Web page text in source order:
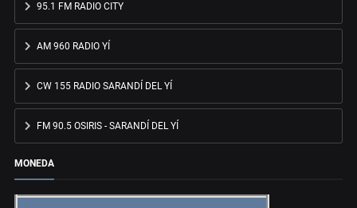
95.1 FM RADIO CITY
AM 960 RADIO YÍ
CW 155 RADIO SARANDÍ DEL YÍ
FM 90.5 OSIRIS - SARANDÍ DEL YÍ
MONEDA